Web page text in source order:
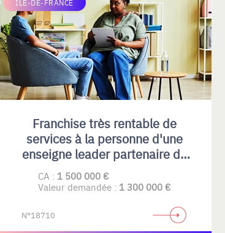
ÎLE-DE-FRANCE
Franchise très rentable de
services à la personne d'une
enseigne leader partenaire du
CRA
CA : 1 500 000 €
Valeur demandée : 1 300 000 €
N°18710